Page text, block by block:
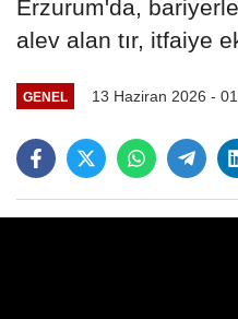
Erzurum'da,
alev alan tır, itfaiye
GENEL 13 Haziran 2026 -